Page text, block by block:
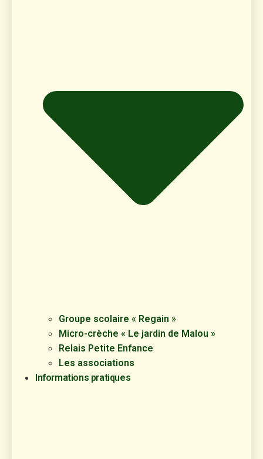
Groupe scolaire « Regain »
Micro-crèche « Le jardin de Malou »
Relais Petite Enfance
Les associations
Informations pratiques